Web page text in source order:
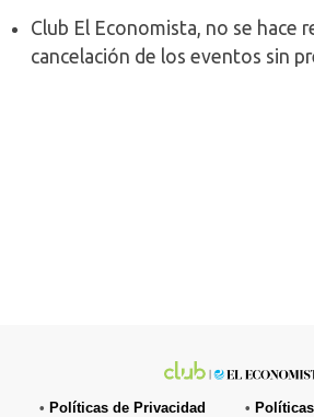
Club El Economista, no se hace
cancelación de los eventos sin
• Políticas de Privacidad •